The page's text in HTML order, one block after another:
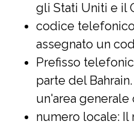
gli Stati Uniti e il
codice
assegnato un
Prefisso
parte del
un'area generale
numero locale: Il